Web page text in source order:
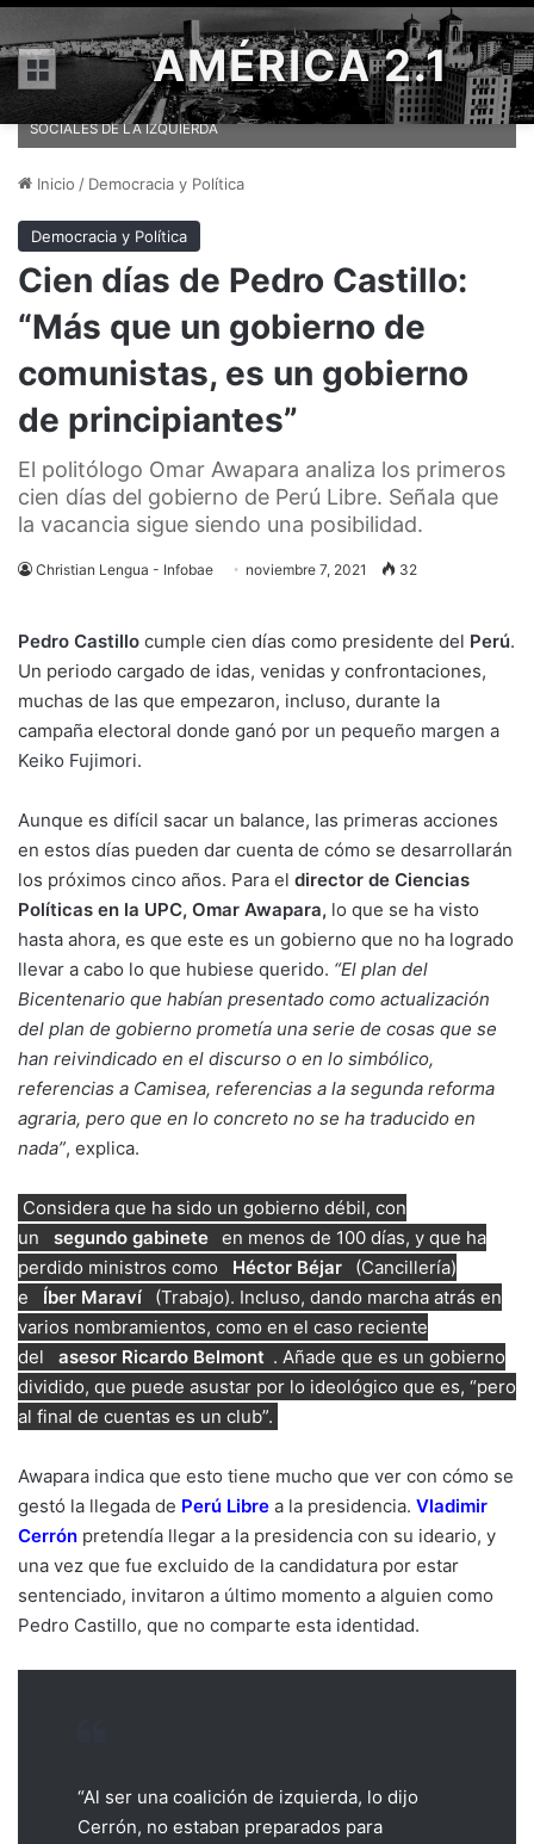
Menú AMÉRICA 2.1
EL PRESIDENTE VIRTUAL DE PERÚ, PEDRO CASTILLO (ARRIBA), ES
UN MAESTRO RURAL QUE REPUDIA LAS TRADICIONALES BANDERAS
SOCIALES DE LA IZQUIERDA
Inicio / Democracia y Política
Democracia y Política
Cien días de Pedro Castillo:
“Más que un gobierno de
comunistas, es un gobierno
de principiantes”
El politólogo Omar Awapara analiza los primeros
cien días del gobierno de Perú Libre. Señala que
la vacancia sigue siendo una posibilidad.
Christian Lengua - Infobae noviembre 7, 2021 32
Pedro Castillo cumple cien días como presidente del Perú.
Un periodo cargado de idas, venidas y confrontaciones,
muchas de las que empezaron, incluso, durante la
campaña electoral donde ganó por un pequeño margen a
Keiko Fujimori.
Aunque es difícil sacar un balance, las primeras acciones
en estos días pueden dar cuenta de cómo se desarrollarán
los próximos cinco años. Para el director de Ciencias
Políticas en la UPC, Omar Awapara, lo que se ha visto
hasta ahora, es que este es un gobierno que no ha logrado
llevar a cabo lo que hubiese querido. “El plan del
Bicentenario que habían presentado como actualización
del plan de gobierno prometía una serie de cosas que se
han reivindicado en el discurso o en lo simbólico,
referencias a Camisea, referencias a la segunda reforma
agraria, pero que en lo concreto no se ha traducido en
nada”, explica.
Considera que ha sido un gobierno débil, con
un
segundo gabinete
en menos de 100 días, y que ha
perdido ministros como
Héctor Béjar
(Cancillería)
e
Íber Maraví
(Trabajo). Incluso, dando marcha atrás en
varios nombramientos, como en el caso reciente
del
asesor Ricardo Belmont . Añade que es un gobierno
dividido, que puede asustar por lo ideológico que es, “pero
al final de cuentas es un club”.
Awapara indica que esto tiene mucho que ver con cómo se
gestó la llegada de Perú Libre a la presidencia. Vladimir
Cerrón pretendía llegar a la presidencia con su ideario, y
una vez que fue excluido de la candidatura por estar
sentenciado, invitaron a último momento a alguien como
Pedro Castillo, que no comparte esta identidad.
“Al ser una coalición de izquierda, lo dijo
Cerrón, no estaban preparados para